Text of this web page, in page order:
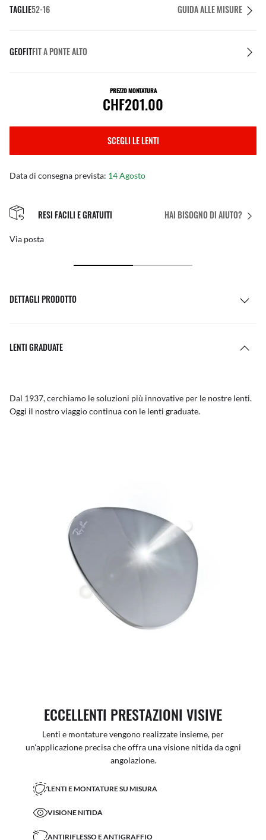
TAGLIE52-16 GUIDA ALLE MISURE
GEOFITFIT A PONTE ALTO
PREZZO MONTATURA
CHF201.00
SCEGLI LE LENTI
Data di consegna prevista: 14 Agosto
HAI BISOGNO DI AIUTO?
RESI FACILI E GRATUITI
Via posta
DETTAGLI PRODOTTO
LENTI GRADUATE
Dal 1937, cerchiamo le soluzioni più innovative per le nostre lenti.
Oggi il nostro viaggio continua con le lenti graduate.
ECCELLENTI PRESTAZIONI VISIVE
Lenti e montature vengono realizzate insieme, per
un'applicazione precisa che offra una visione nitida da ogni
angolazione.
LENTI E MONTATURE SU MISURA
VISIONE NITIDA
ANTIRIFLESSO E ANTIGRAFFIO